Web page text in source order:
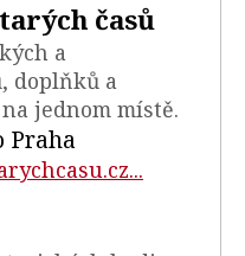
časů
a
doplňků a
jednom místě.
Praha